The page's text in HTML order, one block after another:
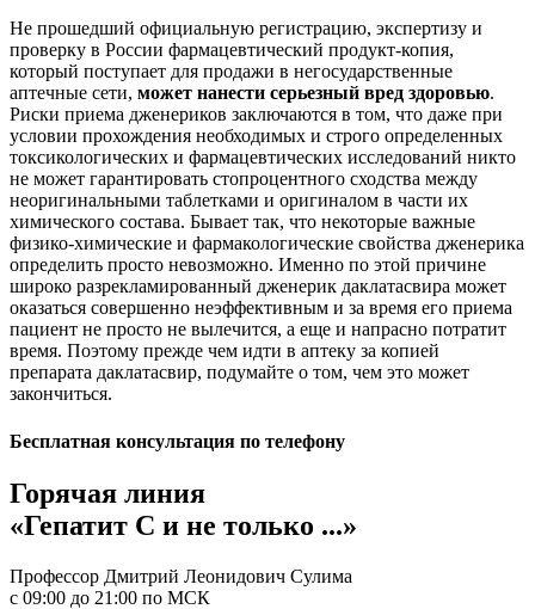
Не прошедший официальную регистрацию, экспертизу и
проверку в России фармацевтический продукт-копия,
который поступает для продажи в негосударственные
аптечные сети, может нанести серьезный вред здоровью.
Риски приема дженериков заключаются в том, что даже при
условии прохождения необходимых и строго определенных
токсикологических и фармацевтических исследований никто
не может гарантировать стопроцентного сходства между
неоригинальными таблетками и оригиналом в части их
химического состава. Бывает так, что некоторые важные
физико-химические и фармакологические свойства дженерика
определить просто невозможно. Именно по этой причине
широко разрекламированный дженерик даклатасвира может
оказаться совершенно неэффективным и за время его приема
пациент не просто не вылечится, а еще и напрасно потратит
время. Поэтому прежде чем идти в аптеку за копией
препарата даклатасвир, подумайте о том, чем это может
закончиться.
Бесплатная консультация по телефону
Горячая линия
«Гепатит C и не только ...»
Профессор Дмитрий Леонидович Сулима
с 09:00 до 21:00 по МСК